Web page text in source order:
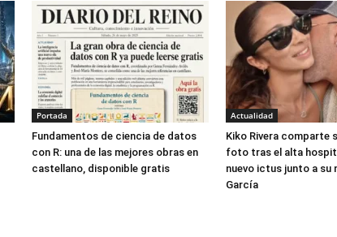
Portada
Fundamentos de ciencia de datos
con R: una de las mejores obras en
castellano, disponible gratis
Actualidad
Kiko Rivera comparte
foto tras el alta
nuevo ictus junto a su
García